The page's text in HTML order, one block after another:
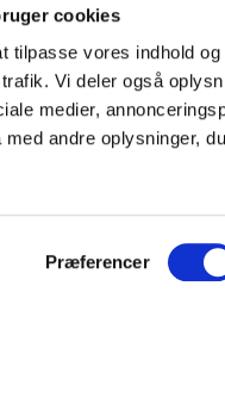
cookies
tilpasse vores indhold
Vi deler også
medier,
andre oplysninger,
Præferencer